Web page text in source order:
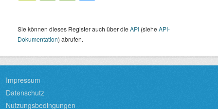
Sie können dieses Register auch über dieAPI (sieheAPI-
Dokumentation) abrufen.
Impressum
Datenschutz
Nutzungsbedingungen